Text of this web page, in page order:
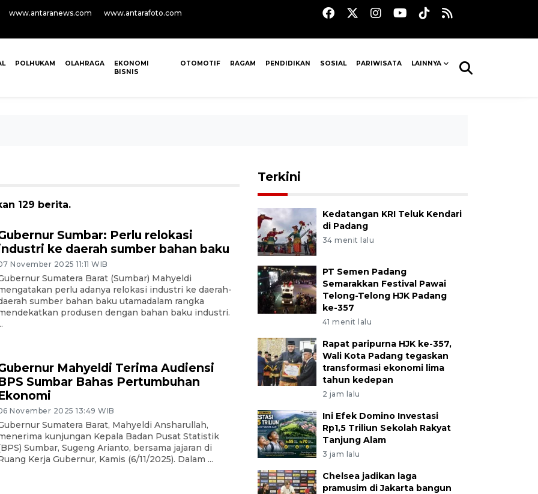
www.antaranews.com www.antarafoto.com
POLHUKAM OLAHRAGA
EKONOMI
BISNIS
OTOMOTIF RAGAM PENDIDIKAN SOSIAL PARIWISATA LAINNYA
129 berita.
Sumbar: Perlu relokasi
ke daerah sumber bahan baku
November 2025 11:11 WIB
Sumatera Barat (Sumbar) Mahyeldi
perlu adanya relokasi industri ke daerah-
sumber bahan baku utamadalam rangka
produsen dengan bahan baku industri.
Mahyeldi Terima Audiensi
Sumbar Bahas Pertumbuhan
November 2025 13:49 WIB
Sumatera Barat, Mahyeldi Ansharullah,
kunjungan Kepala Badan Pusat Statistik
Sumbar, Sugeng Arianto, bersama jajaran di
Kerja Gubernur, Kamis (6/11/2025). Dalam ...
Terkini
Kedatangan KRI Teluk Kendari
di Padang
34 menit lalu
PT Semen Padang
Semarakkan Festival Pawai
Telong-Telong HJK Padang
ke-357
41 menit lalu
Rapat paripurna HJK ke-357,
Wali Kota Padang tegaskan
transformasi ekonomi lima
tahun kedepan
2 jam lalu
Ini Efek Domino Investasi
Rp1,5 Triliun Sekolah Rakyat
Tanjung Alam
3 jam lalu
Chelsea jadikan laga
pramusim di Jakarta bangun